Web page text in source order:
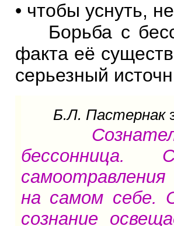
• чтобы уснуть,
Борьба с
факта её
серьезный
Б.Л. Пастернак
на самом себе.
сознание